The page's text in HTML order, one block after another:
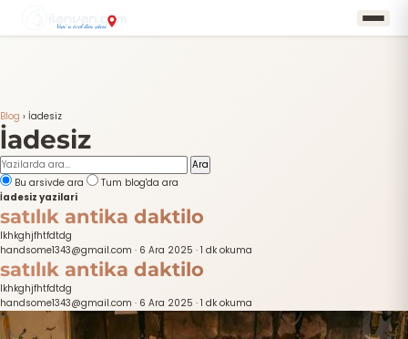
Blog › İadesiz
İadesiz
Ara
Bu arsivde ara
Tum blog'da ara
İadesiz yazilari
satılık antika daktilo
lkhkghjfhtfdtdg
handsome1343@gmail.com · 6 Ara 2025 · 1 dk okuma
satılık antika daktilo
lkhkghjfhtfdtdg
handsome1343@gmail.com · 6 Ara 2025 · 1 dk okuma